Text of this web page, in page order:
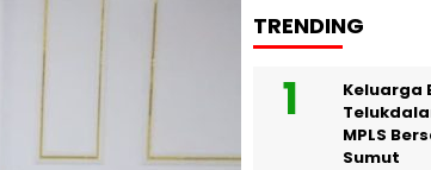
Headline
TRENDING
Keluarga
MPLS
Sumut